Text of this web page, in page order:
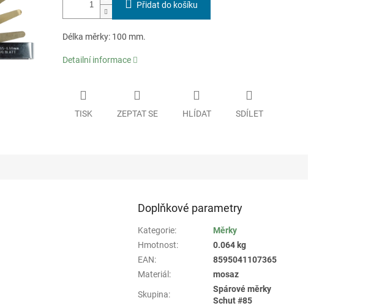
Přidat do košíku
Délka měrky: 100 mm.
Detailní informace
TISK ZEPTAT SE HLÍDAT SDÍLET
Doplňkové parametry
Kategorie:
Měrky
Hmotnost:
0.064 kg
EAN:
8595041107365
Materiál : mosaz
Skupina:
Spárové měrky
Schut #85